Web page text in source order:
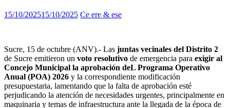
15/10/202515/10/2025 Ce ere & ese
Sucre, 15 de octubre (ANV).- Las juntas vecinales del Distrito 2
de Sucre emitieron un voto resolutivo de emergencia para exigir al
Concejo Municipal la aprobación deL Programa Operativo
Anual (POA) 2026 y la correspondiente modificación
presupuestaria, lamentando que la falta de aprobación esté
perjudicando la atención de necesidades urgentes, principalmente en
maquinaria y temas de infraestructura ante la llegada de la época de